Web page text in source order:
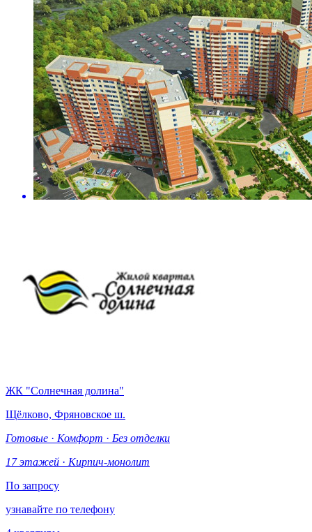
ЖК "Солнечная долина"
Щёлково, Фряновское ш.
Готовые · Комфорт · Без отделки
17 этажей · Кирпич-монолит
По запросу
узнавайте по телефону